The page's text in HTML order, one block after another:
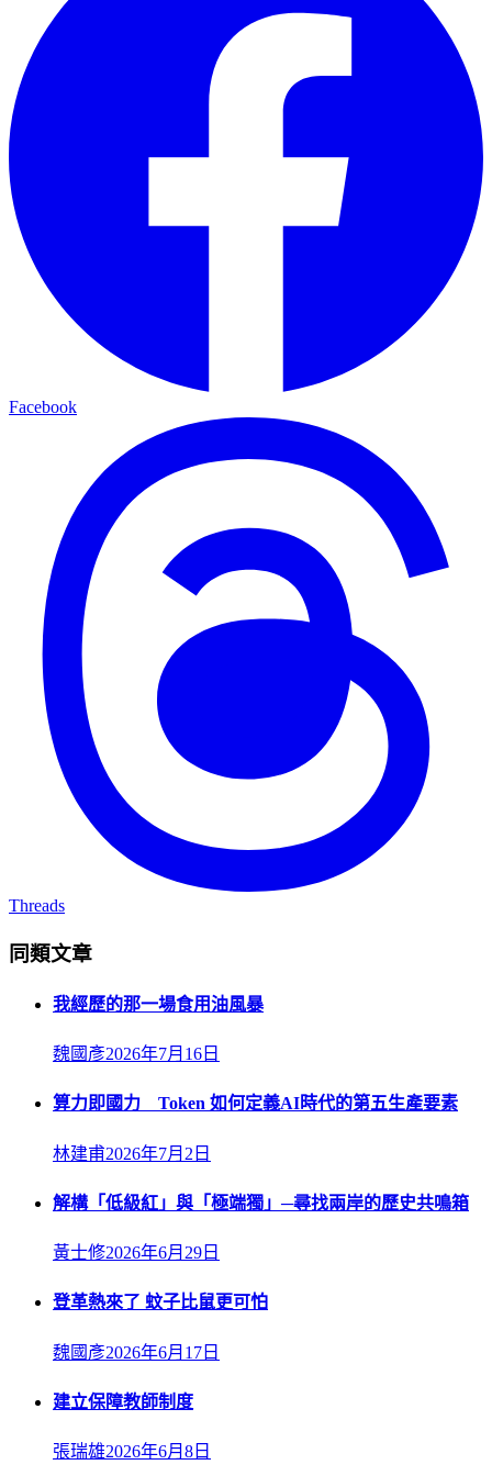
Facebook
Threads
同類文章
我經歷的那一場食用油風暴
魏國彥2026年7月16日
算力即國力 Token 如何定義AI時代的第五生產要素
林建甫2026年7月2日
解構「低級紅」與「極端獨」─尋找兩岸的歷史共鳴箱
黃士修2026年6月29日
登革熱來了 蚊子比鼠更可怕
魏國彥2026年6月17日
建立保障教師制度
張瑞雄2026年6月8日